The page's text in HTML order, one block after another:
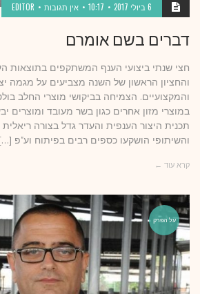
6 ביולי 2017 10:17 אין תגובות EDITOR
דברים בשם אומרם
והחציון הראשון של השנה מצביעים על מגמה
והמקצועיים. הצמיחה בביקושי מוצרי החלב
במוצרי מזון אחרים כגון בשר מעובד ומוצרים
תכנית היצור הענפית והעדר גדל בצורה
והשיתופי הושקעו כספים רבים בפיתוח וע"פ […]
קרא עוד ←
על הפרק